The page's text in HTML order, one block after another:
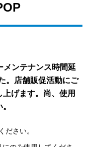
メンテナンス時間延
。店舗販促活動にご
げます。尚、使用
ださい。